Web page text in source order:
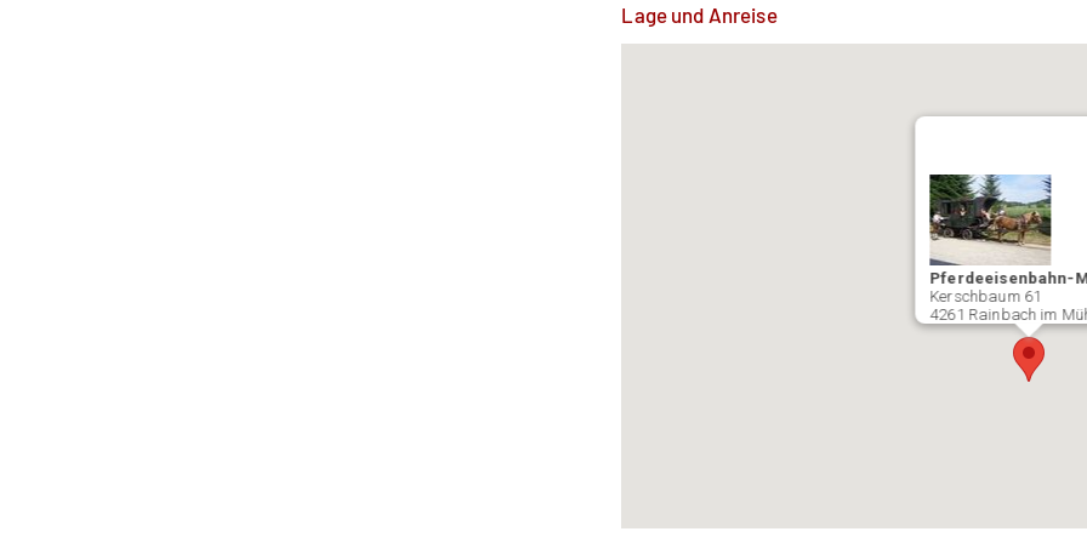
Lage und Anreise
Pferdeeisenbahn-
Kerschbaum 61
4261 Rainbach im